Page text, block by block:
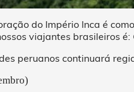
do Império Inca é
viajantes brasileiros é:
peruanos continuará